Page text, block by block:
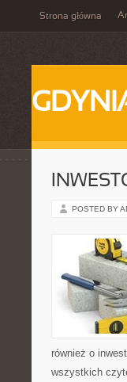
Strona główna
POSTED BY
również o
wszystkich